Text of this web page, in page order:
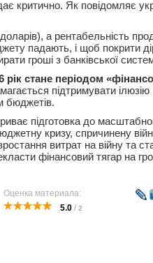
критично. Як повідомляє
а рентабельність
падають, і щоб покрити
гроші з банківської
рік стане періодом
підтримувати ілюзію
бюджетів.
підготовка до
кризу, спричинену
витрат на війну та
фінансовий тягар на
Оценка материала:
5.0 / 2